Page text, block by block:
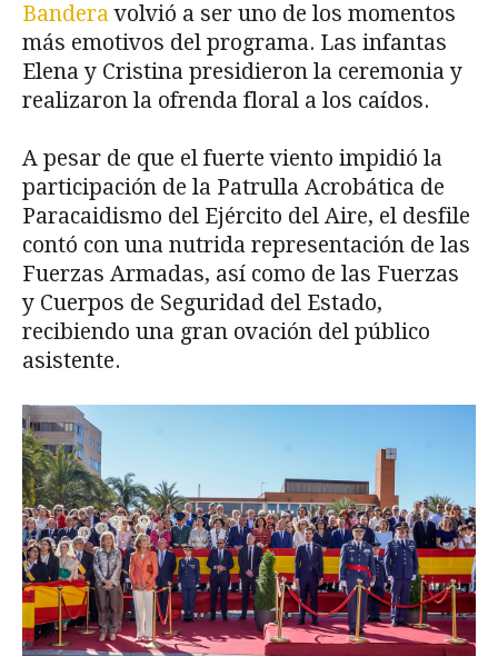
Banderavolvió a ser uno de los momentos
más emotivos del programa. Las infantas
Elena y Cristina presidieron la ceremonia y
realizaron la ofrenda floral a los caídos.
A pesar de que el fuerte viento impidió la
participación de la Patrulla Acrobática de
Paracaidismo del Ejército del Aire, el desfile
contó con una nutrida representación de las
Fuerzas Armadas, así como de las Fuerzas
y Cuerpos de Seguridad del Estado,
recibiendo una gran ovación del público
asistente.